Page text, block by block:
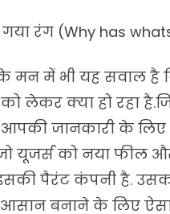
रंग (Why has
में भी यह सवाल है
को लेकर क्या हो रहा
आपकी जानकारी के
यूजर्स को नया फील
पैरंट कंपनी है.
बनाने के लिए ऐसा